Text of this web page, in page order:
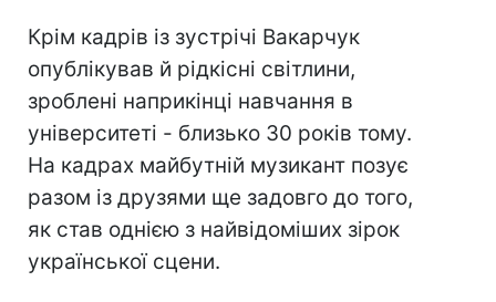
Крім кадрів із зустрічі Вакарчук
опублікував й рідкісні світлини,
зроблені наприкінці навчання в
університеті - близько 30 років тому.
На кадрах майбутній музикант позує
разом із друзями ще задовго до того,
як став однією з найвідоміших зірок
української сцени.